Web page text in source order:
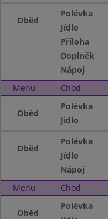
Oběd
Polévka
Jídlo
Příloha
Doplněk
Nápoj
Menu
Chod
Oběd
Polévka
Jídlo
Oběd
Polévka
Jídlo
Nápoj
Menu
Chod
Oběd
Polévka